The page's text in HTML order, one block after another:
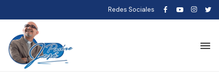
Redes Sociales